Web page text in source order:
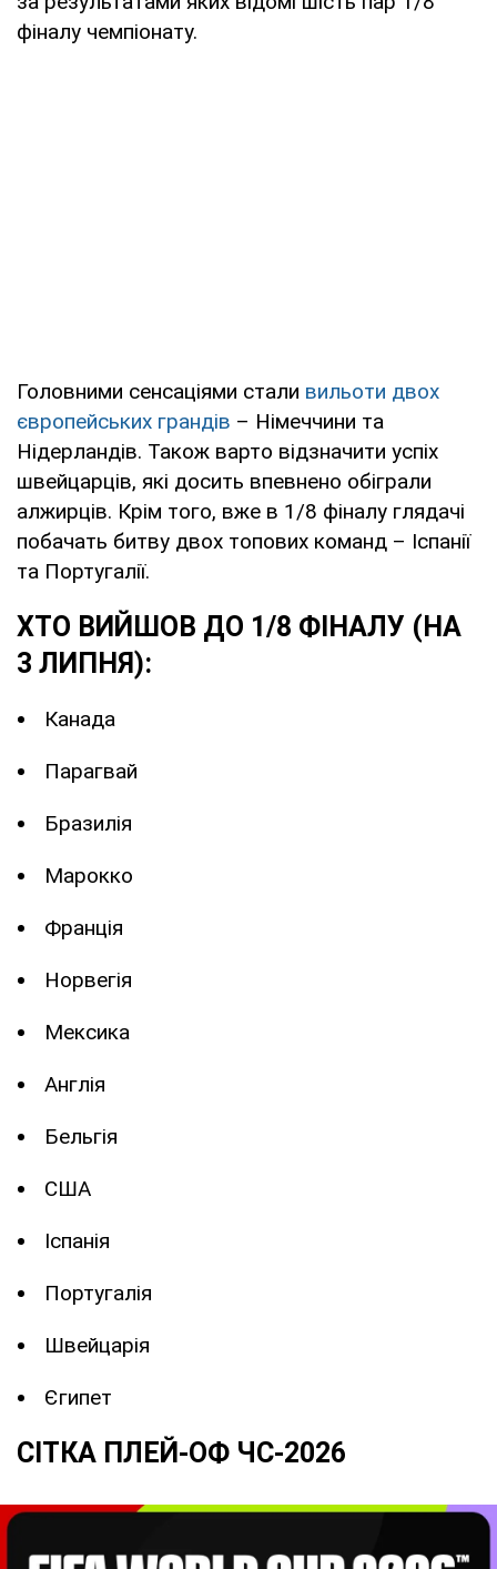
фіналу чемпіонату.
Головними сенсаціями стали вильоти двох
європейських грандів – Німеччини та
Нідерландів. Також варто відзначити успіх
швейцарців, які досить впевнено обіграли
алжирців. Крім того, вже в 1/8 фіналу глядачі
побачать битву двох топових команд – Іспанії
та Португалії.
ХТО ВИЙШОВ ДО 1/8 ФІНАЛУ (НА
3 ЛИПНЯ):
Канада
Парагвай
Бразилія
Марокко
Франція
Норвегія
Мексика
Англія
Бельгія
США
Іспанія
Португалія
Швейцарія
Єгипет
СІТКА ПЛЕЙ-ОФ ЧС-2026